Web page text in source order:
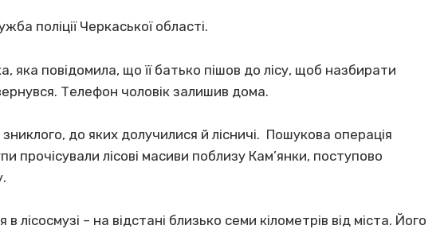
поліції Черкаської області.
яка повідомила, що її батько пішов до лісу, щоб назбирати
Телефон чоловік залишив дома.
до яких долучилися й лісничі. Пошукова операція
прочісували лісові масиви поблизу Кам’янки, поступово
лісосмузі – на відстані близько семи кілометрів від міста. Його